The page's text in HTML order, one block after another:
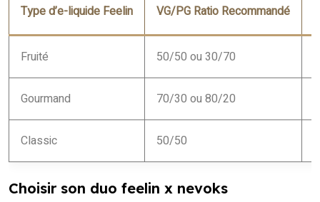
Type d’e-liquide Feelin VG/PG Ratio Recommandé
Fruité 50/50 ou 30/70
Gourmand 70/30 ou 80/20
Classic 50/50
Choisir son duo feelin x nevoks